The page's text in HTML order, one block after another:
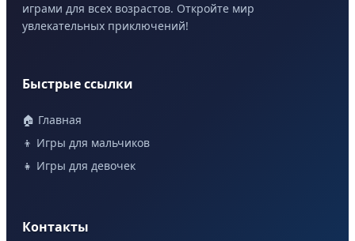
играми для всех возрастов. Откройте мир
увлекательных приключений!
Быстрые ссылки
🏠 Главная
👦 Игры для мальчиков
👧 Игры для девочек
Контакты